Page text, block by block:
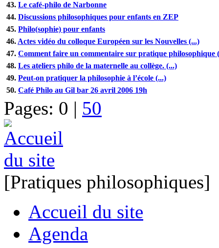
43. Le café-philo de Narbonne
44. Discussions philosophiques pour enfants en ZEP
45. Philo(sophie) pour enfants
46. Actes vidéo du colloque Européen sur les Nouvelles (...)
47. Comment faire un commentaire sur pratique philosophique
48. Les ateliers philo de la maternelle au collège. (...)
49. Peut-on pratiquer la philosophie à l’école (...)
50. Café Philo au Gil bar 26 avril 2006 19h
Pages: 0 | 50
[Pratiques philosophiques]
Accueil du site
Agenda